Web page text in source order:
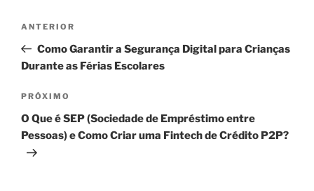
Post
Post
anterior
ANTERIOR
Como Garantir a Segurança Digital para Crianças
Durante as Férias Escolares
Próximo
post
PRÓXIMO
O Que é SEP (Sociedade de Empréstimo entre
Pessoas) e Como Criar uma Fintech de Crédito P2P?